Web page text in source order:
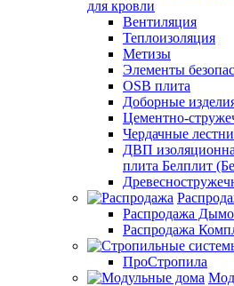
для кровли
Вентиляция
Теплоизоляция
Метизы
Элементы
OSB плита
Доборные
Цементно-
Чердачные
ДВП
плита Белплит
Распродажа
Распродажа
ПроСтропила